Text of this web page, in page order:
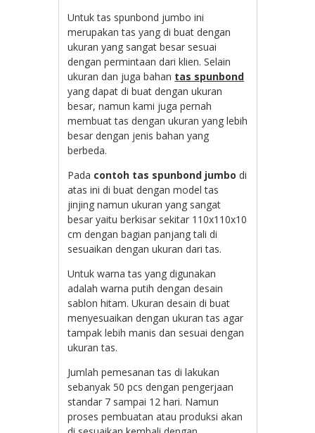
Untuk tas spunbond jumbo ini
merupakan tas yang di buat dengan
ukuran yang sangat besar sesuai
dengan permintaan dari klien. Selain
ukuran dan juga bahan tas spunbond
yang dapat di buat dengan ukuran
besar, namun kami juga pernah
membuat tas dengan ukuran yang lebih
besar dengan jenis bahan yang
berbeda.
Pada contoh tas spunbond jumbo di
atas ini di buat dengan model tas
jinjing namun ukuran yang sangat
besar yaitu berkisar sekitar 110x110x10
cm dengan bagian panjang tali di
sesuaikan dengan ukuran dari tas.
Untuk warna tas yang digunakan
adalah warna putih dengan desain
sablon hitam. Ukuran desain di buat
menyesuaikan dengan ukuran tas agar
tampak lebih manis dan sesuai dengan
ukuran tas.
Jumlah pemesanan tas di lakukan
sebanyak 50 pcs dengan pengerjaan
standar 7 sampai 12 hari. Namun
proses pembuatan atau produksi akan